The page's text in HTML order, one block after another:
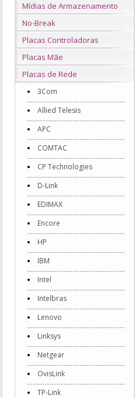
Mídias de Armazenamento
No-Break
Placas Controladoras
Placas Mãe
Placas de Rede
3Com
Allied Telesis
APC
COMTAC
CP Technologies
D-Link
EDIMAX
Encore
HP
IBM
Intel
Intelbras
Lenovo
Linksys
Netgear
OvisLink
TP-Link